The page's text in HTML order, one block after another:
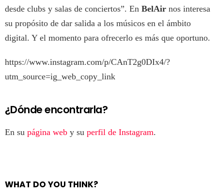
desde clubs y salas de conciertos”. En BelAir nos interesa
su propósito de dar salida a los músicos en el ámbito
digital. Y el momento para ofrecerlo es más que oportuno.
https://www.instagram.com/p/CAnT2g0DIx4/?
utm_source=ig_web_copy_link
¿Dónde encontrarla?
En su página web y su perfil de Instagram.
WHAT DO YOU THINK?